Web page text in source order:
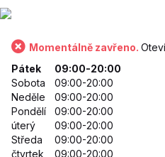
Momentálně zavřeno.
Pátek
09:00-20:00
Sobota
09:00-20:00
Neděle
09:00-20:00
Pondělí
09:00-20:00
úterý
09:00-20:00
Středa
09:00-20:00
čtvrtek
09:00-20:00